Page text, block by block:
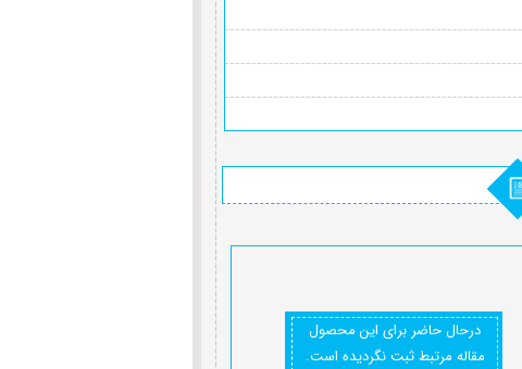
درحال حاضر برای این محصول
مقاله مرتبط ثبت نگردیده است.